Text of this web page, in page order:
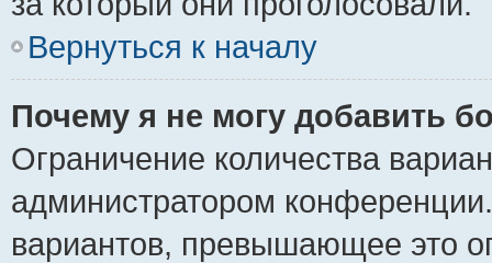
Вернуться к началу
Почему я не могу добавить
Ограничение количества
администратором
вариантов, превышающее это